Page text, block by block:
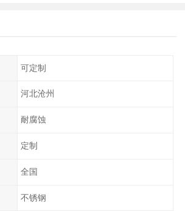
可定制
河北沧州
耐腐蚀
定制
全国
不锈钢